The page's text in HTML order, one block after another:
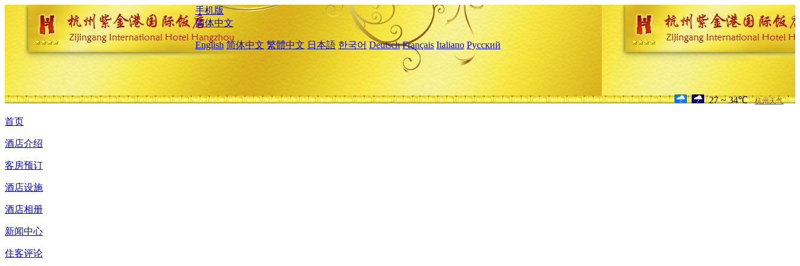
手机版
简体中文
English 简体中文 繁體中文 日本語 한국어 Deutsch Français Italiano Русский
27 ~ 34℃ 杭州天气
首页
酒店介绍
客房预订
酒店设施
酒店相册
新闻中心
住客评论